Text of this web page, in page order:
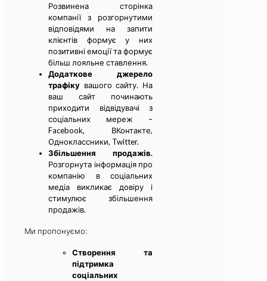
Розвинена сторінка
компанії з розгорнутими
відповідями на запити
клієнтів формує у них
позитивні емоції та формує
більш лояльне ставлення.
Додаткове джерело
трафіку вашого сайту. На
ваш сайт починають
приходити відвідувачі з
соціальних мереж –
Facebook, ВКонтакте,
Одноклассники, Twitter.
Збільшення продажів.
Розгорнута інформація про
компанію в соціальних
медіа викликає довіру і
стимулює збільшення
продажів.
Ми пропонуємо:
Створення та
підтримка
соціальних